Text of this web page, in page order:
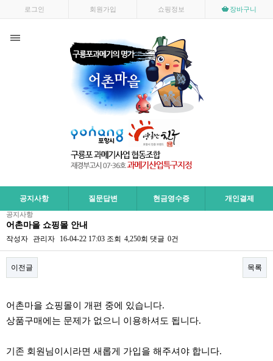
로그인 회원가입 쇼핑정보 장바구니
공지사항 질문답변 현금영수증 개인결제
공지사항
어촌마을 쇼핑몰 안내
작성자 관리자 16-04-22 17:03 조회 4,250회 댓글 0건
이전글 목록
어촌마을 쇼핑몰이 개편 중에 있습니다.
상품구매에는 문제가 없으니 이용하셔도 됩니다.
기존 회원님이시라면 새롭게 가입을 해주셔야 합니다.